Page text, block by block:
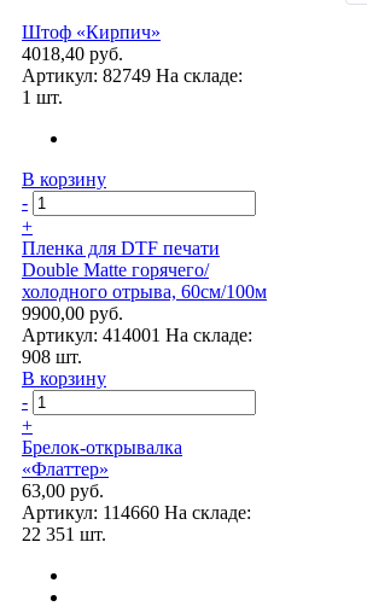
Штоф «Кирпич»
4018,40 руб.
Артикул: 82749 На складе:
1 шт.
В корзину
-
+
Пленка для DTF печати
Double Matte горячего/
холодного отрыва, 60см/100м
9900,00 руб.
Артикул: 414001 На складе:
908 шт.
В корзину
-
+
Брелок-открывалка
«Флаттер»
63,00 руб.
Артикул: 114660 На складе:
22 351 шт.